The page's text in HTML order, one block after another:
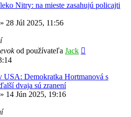
Nitry: na mieste zasahujú policajti
» 28 Júl 2025, 11:56
od používateľa Jack
USA: Demokratka Hortmanová s
dvaja sú zranení
» 14 Jún 2025, 19:16